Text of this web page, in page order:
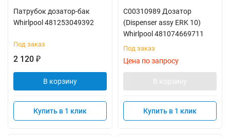
Патрубок дозатор-бак
Whirlpool 481253049392
Под заказ
2 120 ₽
В корзину
Купить в 1 клик
C00310989 Дозатор
(Dispenser assy ERK 10)
Whirlpool 481074669711
Под заказ
Цена по запросу
В корзину
Купить в 1 клик